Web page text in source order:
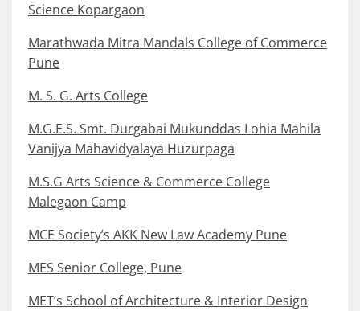
Science Kopargaon
Marathwada Mitra Mandals College of Commerce
Pune
M. S. G. Arts College
M.G.E.S. Smt. Durgabai Mukunddas Lohia Mahila
Vanijya Mahavidyalaya Huzurpaga
M.S.G Arts Science & Commerce College
Malegaon Camp
MCE Society’s AKK New Law Academy Pune
MES Senior College, Pune
MET’s School of Architecture & Interior Design